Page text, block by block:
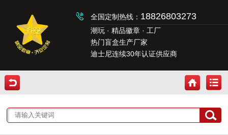
全国定制热线： 18826803273
潮玩 · 精品徽章 · 工厂
热门盲盒生产厂家
迪士尼连续30年认证供应商